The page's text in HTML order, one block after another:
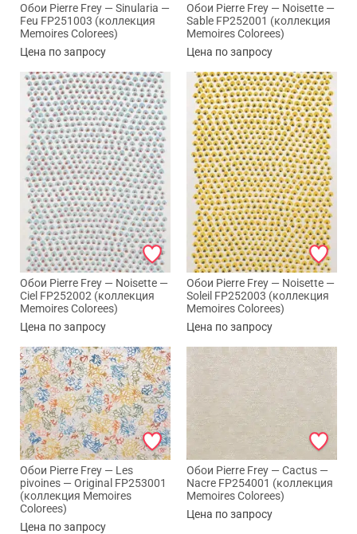
Обои Pierre Frey — Sinularia —
Feu FP251003 (коллекция
Memoires Colorees)
Цена по запросу
Обои Pierre Frey — Noisette —
Sable FP252001 (коллекция
Memoires Colorees)
Цена по запросу
Обои Pierre Frey — Noisette —
Ciel FP252002 (коллекция
Memoires Colorees)
Цена по запросу
Обои Pierre Frey — Noisette —
Soleil FP252003 (коллекция
Memoires Colorees)
Цена по запросу
Обои Pierre Frey — Les
pivoines — Original FP253001
(коллекция Memoires
Colorees)
Цена по запросу
Обои Pierre Frey — Cactus —
Nacre FP254001 (коллекция
Memoires Colorees)
Цена по запросу